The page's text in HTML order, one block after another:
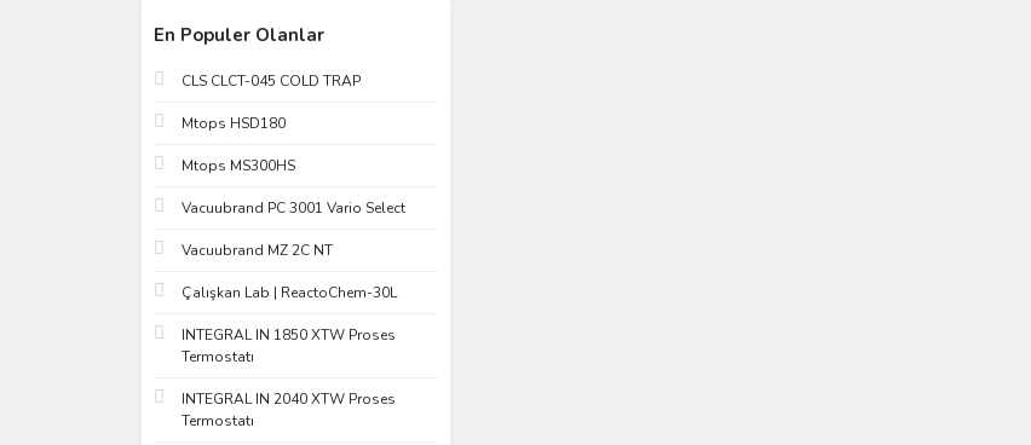
En Populer Olanlar
CLS CLCT-045 COLD TRAP
Mtops HSD180
Mtops MS300HS
Vacuubrand PC 3001 Vario Select
Vacuubrand MZ 2C NT
Çalışkan Lab | ReactoChem-30L
INTEGRAL IN 1850 XTW Proses
Termostatı
INTEGRAL IN 2040 XTW Proses
Termostatı